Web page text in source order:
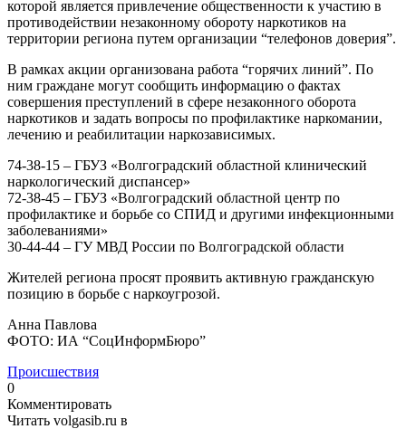
которой является привлечение общественности к участию в
противодействии незаконному обороту наркотиков на
территории региона путем организации “телефонов доверия”.
В рамках акции организована работа “горячих линий”. По
ним граждане могут сообщить информацию о фактах
совершения преступлений в сфере незаконного оборота
наркотиков и задать вопросы по профилактике наркомании,
лечению и реабилитации наркозависимых.
74-38-15 – ГБУЗ «Волгоградский областной клинический
наркологический диспансер»
72-38-45 – ГБУЗ «Волгоградский областной центр по
профилактике и борьбе со СПИД и другими инфекционными
заболеваниями»
30-44-44 – ГУ МВД России по Волгоградской области
Жителей региона просят проявить активную гражданскую
позицию в борьбе с наркоугрозой.
Анна Павлова
ФОТО: ИА “СоцИнформБюро”
Происшествия
0
Комментировать
Читать volgasib.ru в